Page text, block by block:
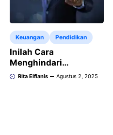
Keuangan Pendidikan
Inilah Cara
Menghindari
Pemborosan selama
Rita Elfianis Agustus 2, 2025